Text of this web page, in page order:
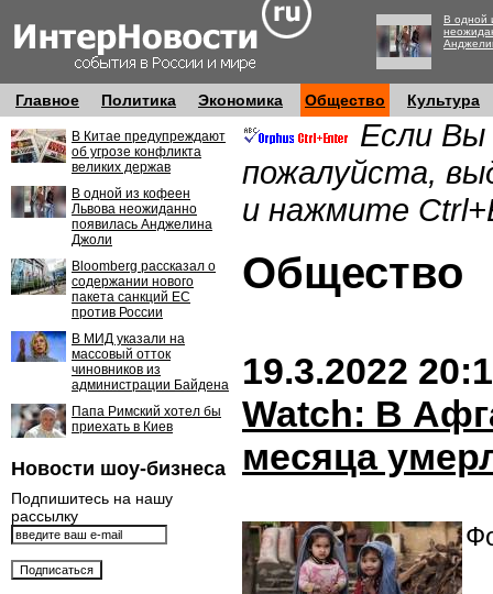
В одной
Главное Политика Экономика Общество Культура
В Китае предупреждают
об угрозе конфликта
великих держав
В одной из кофеен
Львова неожиданно
появилась Анджелина
Джоли
Bloomberg рассказал о
содержании нового
пакета санкций ЕС
против России
В МИД указали на
массовый отток
чиновников из
администрации Байдена
Папа Римский хотел бы
приехать в Киев
Новости шоу-бизнеса
Подпишитесь на нашу
рассылку
Если Вы
пожалуйста,
и нажмите
19.3.2022
Watch: В
месяца